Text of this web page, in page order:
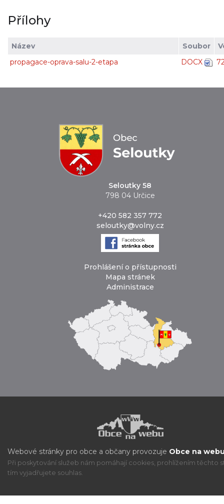
Přílohy
Název Soubor
propagace-oprava-salu-2-etapa
DOCX
Seloutky 58
798 04 Určice
+420 582 357 772
seloutky@volny.cz
Prohlášení o přístupnosti
Mapa stránek
Administrace
Webové stránky pro obce a občany provozuje Obce na
Při poskytování služeb nám pomáhají cookies, prohlížením těchto
tím vyjadřujete souhlas.